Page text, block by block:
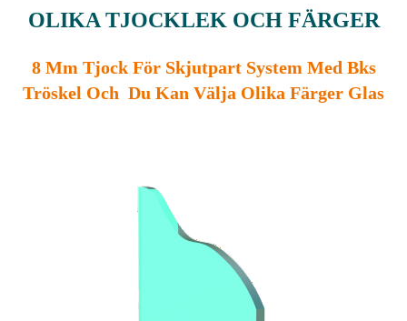
OLIKA TJOCKLEK OCH FÄRGER
8 Mm Tjock För Skjutpart System Med Bks
Tröskel Och Du Kan Välja Olika Färger Glas